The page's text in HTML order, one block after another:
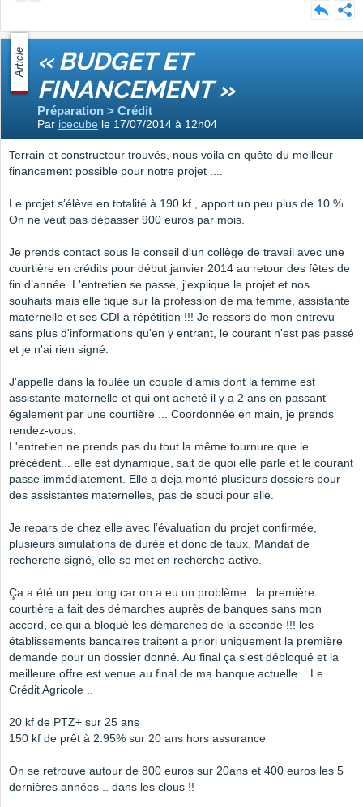
Article « BUDGET ET
FINANCEMENT »
Préparation > Crédit
Par icecube le 17/07/2014 à 12h04
Terrain et constructeur trouvés, nous voila en quête du meilleur
financement possible pour notre projet ....
Le projet s’élève en totalité à 190 kf , apport un peu plus de 10 %...
On ne veut pas dépasser 900 euros par mois.
Je prends contact sous le conseil d'un collège de travail avec une
courtière en crédits pour début janvier 2014 au retour des fêtes de
fin d’année. L'entretien se passe, j'explique le projet et nos
souhaits mais elle tique sur la profession de ma femme, assistante
maternelle et ses CDI a répétition !!! Je ressors de mon entrevu
sans plus d'informations qu'en y entrant, le courant n'est pas passé
et je n'ai rien signé.
J'appelle dans la foulée un couple d'amis dont la femme est
assistante maternelle et qui ont acheté il y a 2 ans en passant
également par une courtière ... Coordonnée en main, je prends
rendez-vous.
L'entretien ne prends pas du tout la même tournure que le
précédent... elle est dynamique, sait de quoi elle parle et le courant
passe immédiatement. Elle a deja monté plusieurs dossiers pour
des assistantes maternelles, pas de souci pour elle.
Je repars de chez elle avec l’évaluation du projet confirmée,
plusieurs simulations de durée et donc de taux. Mandat de
recherche signé, elle se met en recherche active.
Ça a été un peu long car on a eu un problème : la première
courtière a fait des démarches auprès de banques sans mon
accord, ce qui a bloqué les démarches de la seconde !!! les
établissements bancaires traitent a priori uniquement la première
demande pour un dossier donné. Au final ça s'est débloqué et la
meilleure offre est venue au final de ma banque actuelle .. Le
Crédit Agricole ..
20 kf de PTZ+ sur 25 ans
150 kf de prêt à 2.95% sur 20 ans hors assurance
On se retrouve autour de 800 euros sur 20ans et 400 euros les 5
dernières années .. dans les clous !!